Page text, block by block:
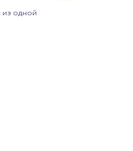
из одной